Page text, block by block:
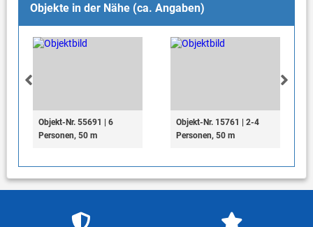
Objekte in der Nähe (ca. Angaben)
Objekt-Nr. 55691 | 6
Personen, 50 m
Objekt-Nr. 15761 | 2-4
Personen, 50 m